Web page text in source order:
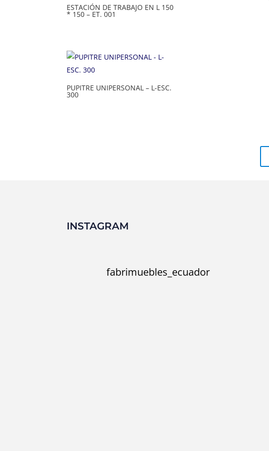
ESTACIÓN DE TRABAJO EN L 150
* 150 – ET. 001
PUPITRE UNIPERSONAL – L-ESC.
300
INSTAGRAM
fabrimuebles_ecuador